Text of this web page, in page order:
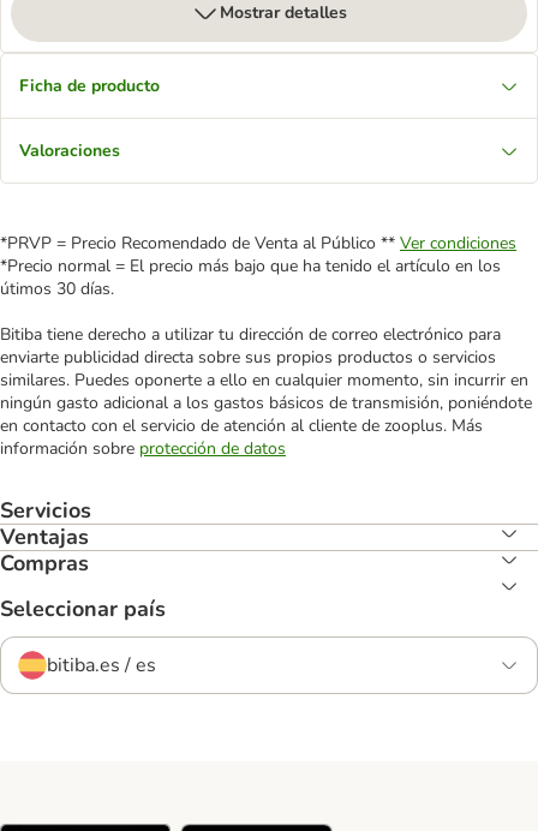
Mostrar detalles
Ficha de producto
Valoraciones
*PRVP = Precio Recomendado de Venta al Público ** Ver condiciones
*Precio normal = El precio más bajo que ha tenido el artículo en los
útimos 30 días.
Bitiba tiene derecho a utilizar tu dirección de correo electrónico para
enviarte publicidad directa sobre sus propios productos o servicios
similares. Puedes oponerte a ello en cualquier momento, sin incurrir en
ningún gasto adicional a los gastos básicos de transmisión, poniéndote
en contacto con el servicio de atención al cliente de zooplus. Más
información sobre protección de datos
Servicios
Ventajas
Compras
Seleccionar país
bitiba.es / es